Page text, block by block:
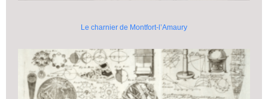
Le charnier de Montfort-l’Amaury